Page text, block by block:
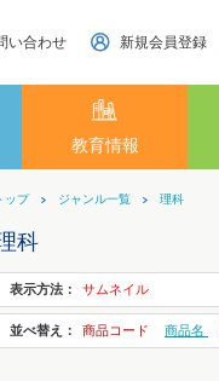
い合わせ 新規会員登録
教育情報
ップ ジャンル一覧 理科
科
表示方法： サムネイル
並べ替え： 商品コード 商品名